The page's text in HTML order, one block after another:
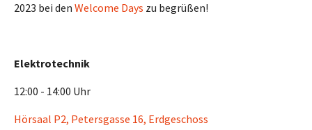
2023 bei den Welcome Days zu begrüßen!
Elektrotechnik
12:00 - 14:00 Uhr
Hörsaal P2, Petersgasse 16, Erdgeschoss